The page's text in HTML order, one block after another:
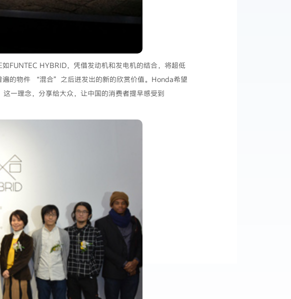
FUNTEC HYBRID，凭借发动机和发电机的结合，将超低
的物件 “混合”之后迸发出的新的欣赏价值。Honda希望
一理念，分享给大众，让中国的消费者提早感受到